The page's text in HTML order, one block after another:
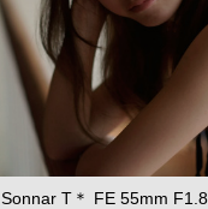
Sonnar T＊ FE 55mm